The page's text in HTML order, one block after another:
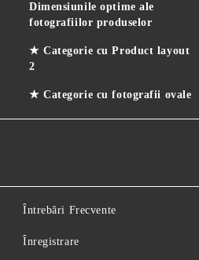
Dimensiunile optime ale
fotografiilor produselor
★ Categorie cu Product layout
2
★ Categorie cu fotografii ovale
Întrebări Frecvente
Înregistrare